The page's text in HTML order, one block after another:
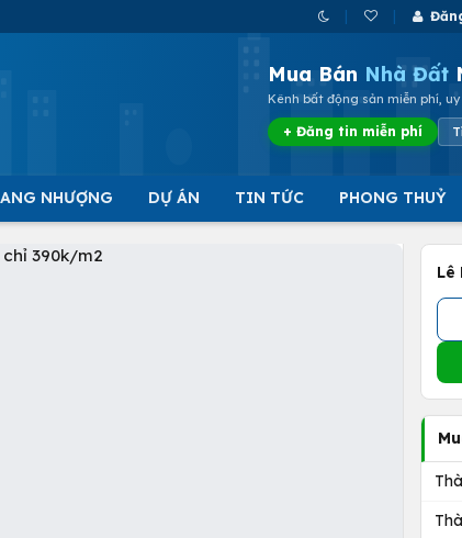
Mua Bán Nhà Đất
Kênh bất động sản miễn phí,
+ Đăng tin miễn phí
NHƯỢNG DỰ ÁN TIN TỨC PHONG THUỶ
Lê